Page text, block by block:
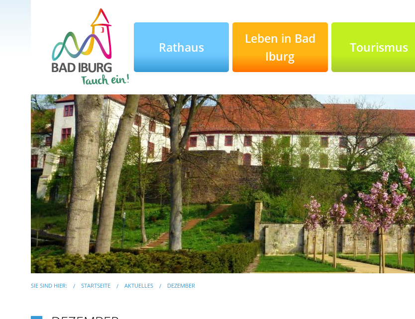
Rathaus
Leben in Bad
Iburg
Tourismus
SIE SIND HIER: STARTSEITE AKTUELLES DEZEMBER